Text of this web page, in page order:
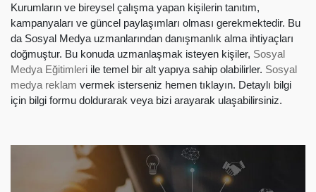
Kurumların ve bireysel çalışma yapan kişilerin tanıtım,
kampanyaları ve güncel paylaşımları olması gerekmektedir. Bu
da Sosyal Medya uzmanlarından danışmanlık alma ihtiyaçları
doğmuştur. Bu konuda uzmanlaşmak isteyen kişiler, Sosyal
Medya Eğitimleri ile temel bir alt yapıya sahip olabilirler. Sosyal
medya reklam vermek isterseniz hemen tıklayın. Detaylı bilgi
için bilgi formu doldurarak veya bizi arayarak ulaşabilirsiniz.